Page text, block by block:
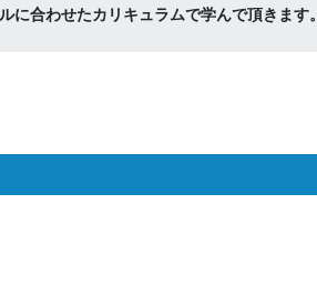
合わせたカリキュラムで学んで頂きます。